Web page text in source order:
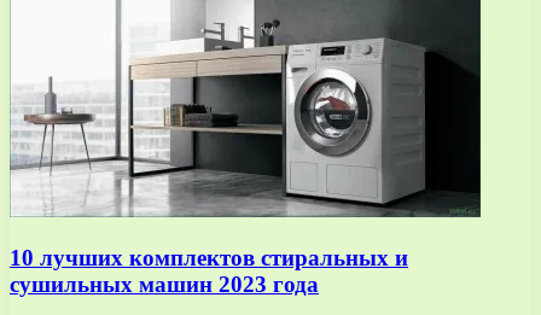
10 лучших комплектов стиральных и
сушильных машин 2023 года